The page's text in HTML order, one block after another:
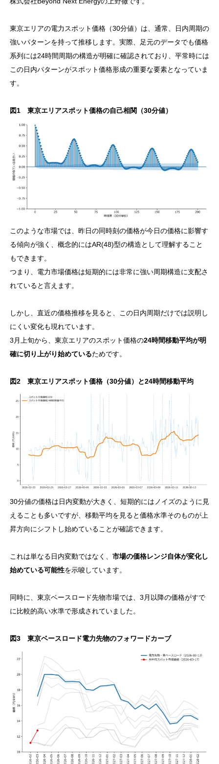
東京エリアの電力スポット価格（30分値）は、通常、日内周期の
強いパターンを持って推移します。実際、足元のデータでも価格
系列には24時間周期の構造が明確に確認されており、平常時には
この日内パターンがスポット価格形成の重要な要素となっていま
す。
図1 東京エリアスポット価格の自己相関（30分値）
このような市場では、昨日の同時刻の価格が今日の価格に影響す
る傾向が強く、概念的にはAR(48)型の構造として理解すること
もできます。
つまり、電力市場価格は短期的には非常に強い周期構造に支配さ
れていると言えます。
しかし、直近の価格推移を見ると、この日内周期だけでは説明し
にくい変化も現れています。
3月上旬から、東京エリアのスポット価格の24時間移動平均が明
確に切り上がり始めているためです。
図2 東京エリアスポット価格（30分値）と24時間移動平均
30分値の価格は日内変動が大きく、短期的にはノイズのように見
えることも多いですが、移動平均を見ると価格水準そのものが上
昇方向にシフトし始めていることが確認できます。
これは単なる日内変動ではなく、 市場の価格レンジ自体が変化し
始めている可能性を示唆しています。
同時に、東京ベースロード先物市場では、3月以降の価格がすで
に比較的高い水準で形成されていました。
図3 東京ベースロード電力先物のフォワードカーブ